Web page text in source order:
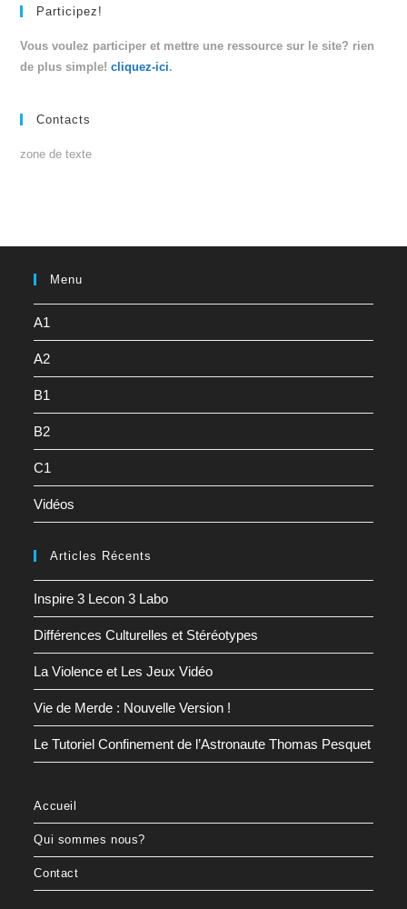
Participez!
Vous voulez participer et mettre une ressource sur le site? rien
de plus simple!cliquez-ici.
Contacts
zone de texte
Menu
A1
A2
B1
B2
C1
Vidéos
Articles Récents
Inspire 3 Lecon 3 Labo
Différences Culturelles et Stéréotypes
La Violence et Les Jeux Vidéo
Vie de Merde : Nouvelle Version !
Le Tutoriel Confinement de l’Astronaute Thomas Pesquet
Accueil
Qui sommes nous?
Contact